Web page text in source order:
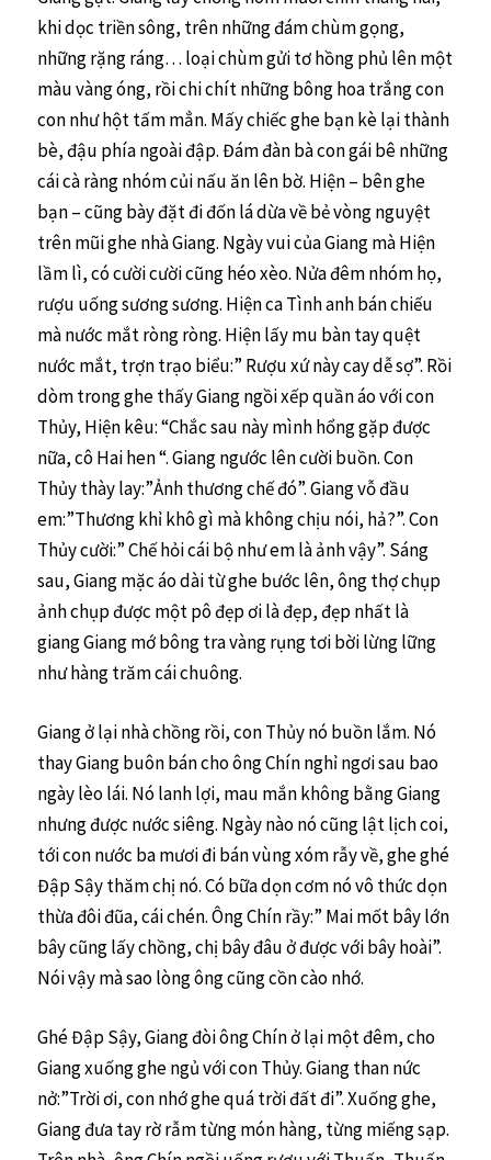
khi dọc triền sông, trên những đám chùm gọng,
những rặng ráng… loại chùm gửi tơ hồng phủ lên một
màu vàng óng, rồi chi chít những bông hoa trắng con
con như hột tấm mẳn. Mấy chiếc ghe bạn kè lại thành
bè, đậu phía ngoài đập. Đám đàn bà con gái bê những
cái cà ràng nhóm củi nấu ăn lên bờ. Hiện – bên ghe
bạn – cũng bày đặt đi đốn lá dừa về bẻ vòng nguyệt
trên mũi ghe nhà Giang. Ngày vui của Giang mà Hiện
lầm lì, có cười cười cũng héo xèo. Nửa đêm nhóm họ,
rượu uống sương sương. Hiện ca Tình anh bán chiếu
mà nước mắt ròng ròng. Hiện lấy mu bàn tay quệt
nước mắt, trợn trạo biểu:” Rượu xứ này cay dễ sợ”. Rồi
dòm trong ghe thấy Giang ngồi xếp quần áo với con
Thủy, Hiện kêu: “Chắc sau này mình hổng gặp được
nữa, cô Hai hen “. Giang ngước lên cười buồn. Con
Thủy thày lay:”Ảnh thương chế đó”. Giang vỗ đầu
em:”Thương khỉ khô gì mà không chịu nói, hả?”. Con
Thủy cười:” Chế hỏi cái bộ như em là ảnh vậy”. Sáng
sau, Giang mặc áo dài từ ghe bước lên, ông thợ chụp
ảnh chụp được một pô đẹp ơi là đẹp, đẹp nhất là
giang Giang mớ bông tra vàng rụng tơi bời lừng lững
như hàng trăm cái chuông.
Giang ở lại nhà chồng rồi, con Thủy nó buồn lắm. Nó
thay Giang buôn bán cho ông Chín nghỉ ngơi sau bao
ngày lèo lái. Nó lanh lợi, mau mắn không bằng Giang
nhưng được nước siêng. Ngày nào nó cũng lật lịch coi,
tới con nước ba mươi đi bán vùng xóm rẫy về, ghe ghé
Đập Sậy thăm chị nó. Có bữa dọn cơm nó vô thức dọn
thừa đôi đũa, cái chén. Ông Chín rầy:” Mai mốt bây lớn
bây cũng lấy chồng, chị bây đâu ở được với bây hoài”.
Nói vậy mà sao lòng ông cũng cồn cào nhớ.
Ghé Đập Sậy, Giang đòi ông Chín ở lại một đêm, cho
Giang xuống ghe ngủ với con Thủy. Giang than nức
nở:”Trời ơi, con nhớ ghe quá trời đất đi”. Xuống ghe,
Giang đưa tay rờ rẫm từng món hàng, từng miếng sạp.